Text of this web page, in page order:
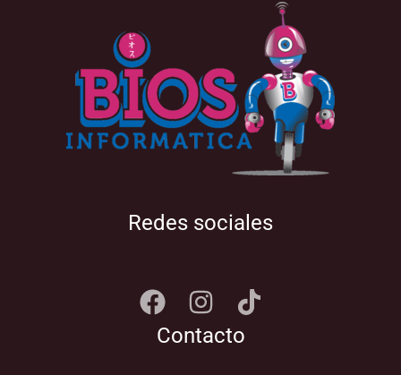
Redes sociales
Contacto